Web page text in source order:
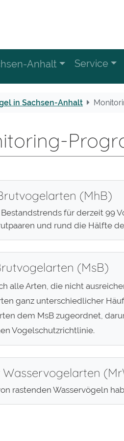
Anhalt Service
in Sachsen-Anhalt
(MhB)
für derzeit 99
und rund die Hälfte
(MsB)
alle Arten, die nicht
ganz unterschiedlicher
dem MsB zugeordnet,
Vogelschutzrichtlinie.
rastenden Wasservögeln
Anhalt